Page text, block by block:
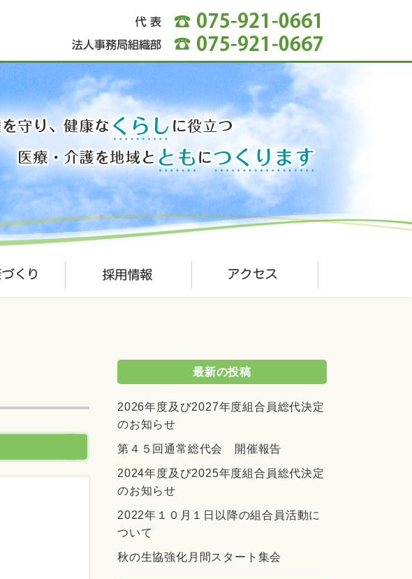
最新の投稿
2026年度及び2027年度組合員総代決定
のお知らせ
第４５回通常総代会 開催報告
2024年度及び2025年度組合員総代決定
のお知らせ
2022年１０月１日以降の組合員活動に
ついて
秋の生協強化月間スタート集会